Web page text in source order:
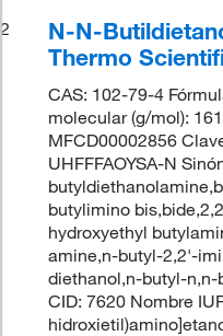
2
N-N-
Thermo
CAS: 102-79-4
molecular (g/mol):
MFCD00002856
UHFFFAOYSA-N
butylimino
hydroxyethyl
amine,n-butyl-2,2'-
diethanol,n-butyl-n,n-
CID: 7620 Nombre